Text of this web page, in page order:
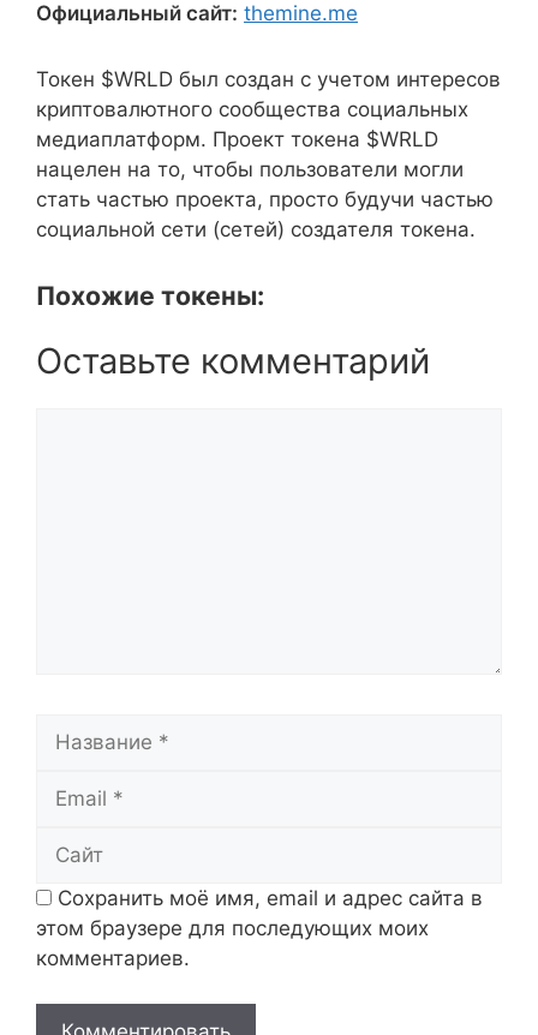
Официальный сайт: themine.me
Токен $WRLD был создан с учетом интересов
криптовалютного сообщества социальных
медиаплатформ. Проект токена $WRLD
нацелен на то, чтобы пользователи могли
стать частью проекта, просто будучи частью
социальной сети (сетей) создателя токена.
Похожие токены:
Оставьте комментарий
Сохранить моё имя, email и адрес сайта в
этом браузере для последующих моих
комментариев.